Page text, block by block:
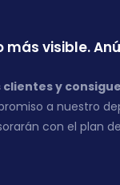
más visible.
y
a nuestro
con el plan